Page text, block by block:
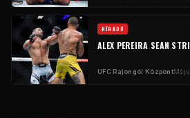
HÍRADÓ
ALEX PEREIRA SEAN
UFCRajongói Központ